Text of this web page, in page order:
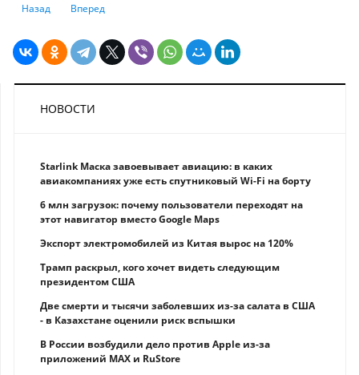
Предыдущий: Коллекторам продали проблемные кредиты почти на 88
Назад Следующий: Банк России заявил, что цифровой рубль
Вперед
НОВОСТИ
Starlink Маска завоевывает авиацию: в каких
авиакомпаниях уже есть спутниковый Wi-Fi на борту
6 млн загрузок: почему пользователи переходят на
этот навигатор вместо Google Maps
Экспорт электромобилей из Китая вырос на 120%
Трамп раскрыл, кого хочет видеть следующим
президентом США
Две смерти и тысячи заболевших из-за салата в США
- в Казахстане оценили риск вспышки
В России возбудили дело против Apple из-за
приложений MAX и RuStore